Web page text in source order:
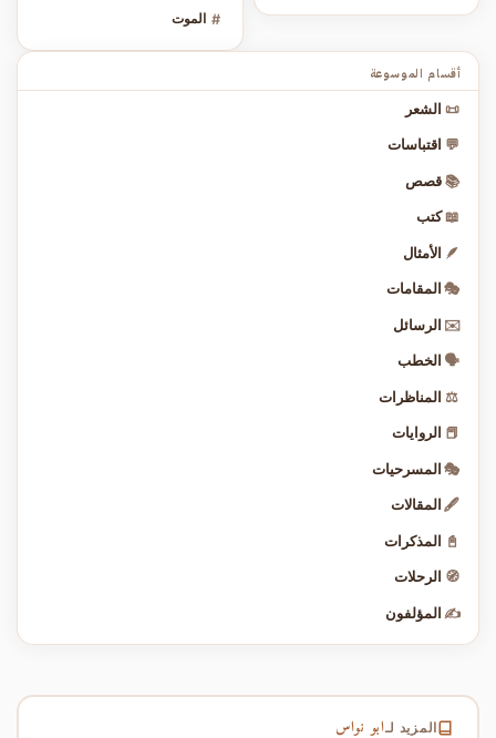
# الموت
أقسام الموسوعة
📜 الشعر
💬 اقتباسات
📚 قصص
📖 كتب
🪶 الأمثال
🎭 المقامات
✉️ الرسائل
🗣️ الخطب
⚖️ المناظرات
📕 الروايات
🎭 المسرحيات
🖋️ المقالات
📓 المذكرات
🧭 الرحلات
✍️ المؤلفون
المزيد لـابو نواس